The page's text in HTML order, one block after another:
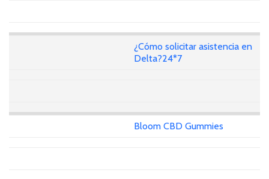
¿Cómo solicitar asistencia en
Delta?24*7
Bloom CBD Gummies